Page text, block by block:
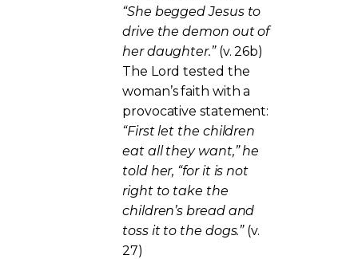
“She begged Jesus to
drive the demon out of
her daughter.”(v. 26b)
The Lord tested the
woman’s faith with a
provocative statement:
“First let the children
eat all they want,” he
told her, “for it is not
right to take the
children’s bread and
toss it to the dogs.”(v.
27)